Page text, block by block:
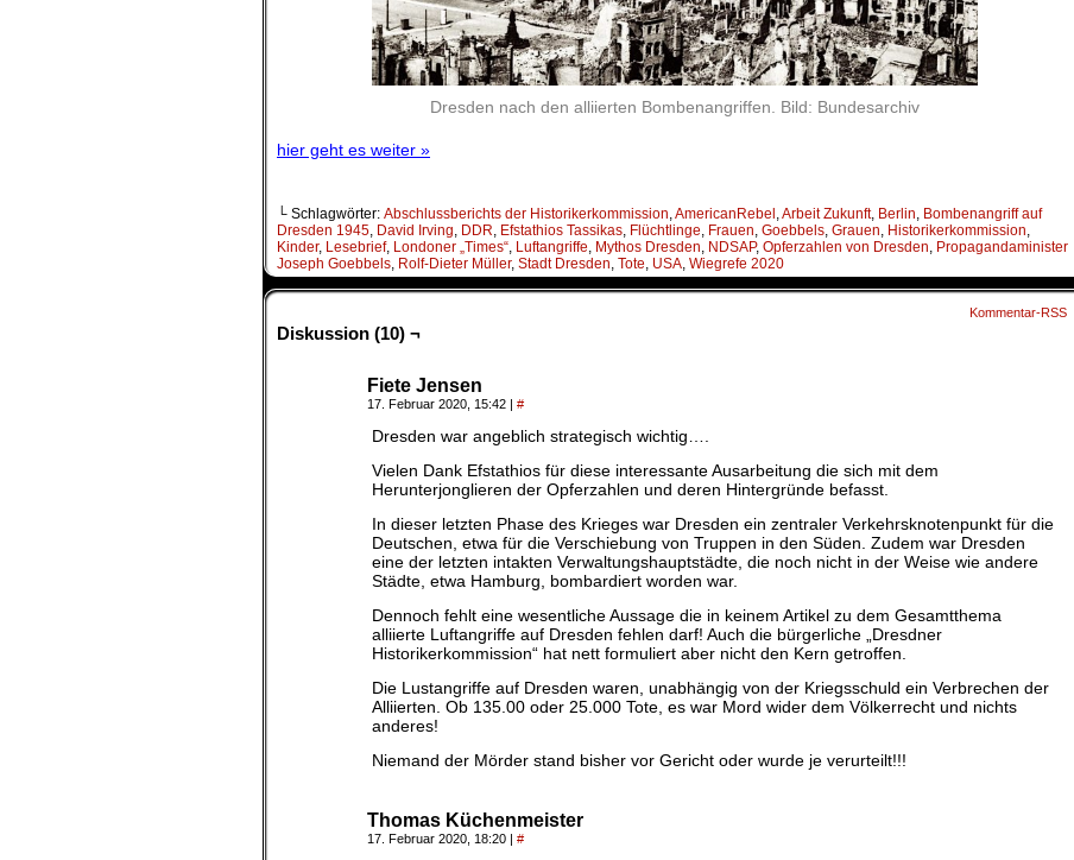
Dresden nach den alliierten Bombenangriffen. Bild: Bundesarchiv
hier geht es weiter »
└ Schlagwörter: Abschlussberichts der Historikerkommission,AmericanRebel ,Arbeit Zukunft, Berlin, Bombenangriff auf
Dresden 1945, David Irving, DDR, Efstathios Tassikas, Flüchtlinge, Frauen, Goebbels, Grauen, Historikerkommission,
Kinder, Lesebrief, Londoner „Times“, Luftangriffe, Mythos Dresden, NDSAP, Opferzahlen von Dresden, Propagandaminister
Joseph Goebbels, Rolf-Dieter Müller, Stadt Dresden, Tote, USA, Wiegrefe 2020
Kommentar-RSS
Diskussion (10) ¬
Fiete Jensen
17. Februar 2020, 15:42 #
Dresden war angeblich strategisch wichtig….
Vielen Dank Efstathios für diese interessante Ausarbeitung die sich mit dem
Herunterjonglieren der Opferzahlen und deren Hintergründe befasst.
In dieser letzten Phase des Krieges war Dresden ein zentraler Verkehrsknotenpunkt für die
Deutschen, etwa für die Verschiebung von Truppen in den Süden. Zudem war Dresden
eine der letzten intakten Verwaltungshauptstädte, die noch nicht in der Weise wie andere
Städte, etwa Hamburg, bombardiert worden war.
Dennoch fehlt eine wesentliche Aussage die in keinem Artikel zu dem Gesamtthema
alliierte Luftangriffe auf Dresden fehlen darf! Auch die bürgerliche „Dresdner
Historikerkommission“ hat nett formuliert aber nicht den Kern getroffen.
Die Lustangriffe auf Dresden waren, unabhängig von der Kriegsschuld ein Verbrechen der
Alliierten. Ob 135.00 oder 25.000 Tote, es war Mord wider dem Völkerrecht und nichts
anderes!
Niemand der Mörder stand bisher vor Gericht oder wurde je verurteilt!!!
Thomas Küchenmeister
17. Februar 2020, 18:20 #